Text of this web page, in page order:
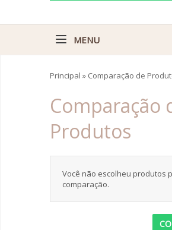
MENU
Principal » Comparação de
Comparação
Produtos
Você não escolheu produtos
comparação.